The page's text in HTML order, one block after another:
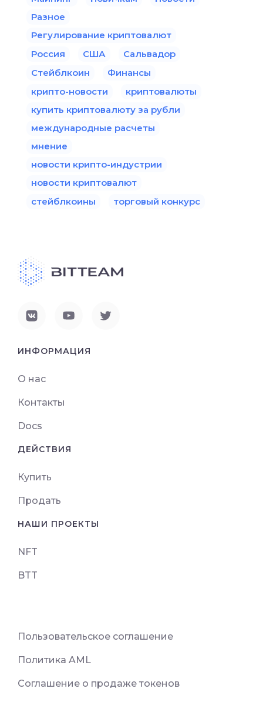
Разное
Регулирование криптовалют
Россия
США
Сальвадор
Стейблкоин
Финансы
крипто-новости
криптовалюты
купить криптовалюту за рубли
международные расчеты
мнение
новости крипто-индустрии
новости криптовалют
стейблкоины
торговый конкурс
ИНФОРМАЦИЯ
О нас
Контакты
Docs
ДЕЙСТВИЯ
Купить
Продать
НАШИ ПРОЕКТЫ
NFT
BTT
Пользовательское соглашение
Политика AML
Соглашение о продаже токенов